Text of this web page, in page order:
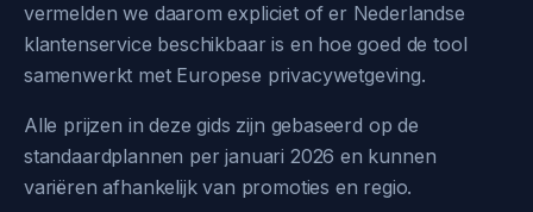
vermelden we daarom expliciet of er Nederlandse
klantenservice beschikbaar is en hoe goed de tool
samenwerkt met Europese privacywetgeving.
Alle prijzen in deze gids zijn gebaseerd op de
standaardplannen per januari 2026 en kunnen
variëren afhankelijk van promoties en regio.